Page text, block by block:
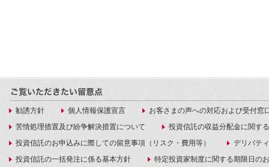
勧誘方針 個人情報保護宣言
お客さまの声への対応および受付窓
苦情処理措置及び紛争解決措置について
投資信託の収益分配金に関す
投資信託のお申込みに際しての留意事項（リスク・費用等）
デリバテ
投資信託の一括発注に係る基本方針
特定投資家制度に関する期限日の